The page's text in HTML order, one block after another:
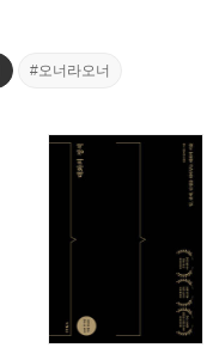
#오너라오너